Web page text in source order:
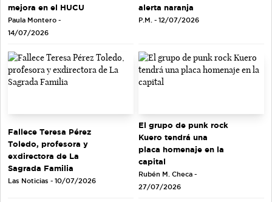
mejora en el HUCU
Paula Montero -
14/07/2026
alerta naranja
P.M. - 12/07/2026
Fallece Teresa Pérez
Toledo, profesora y
exdirectora de La
Sagrada Familia
Las Noticias - 10/07/2026
El grupo de punk rock
Kuero tendrá una
placa homenaje en la
capital
Rubén M. Checa -
27/07/2026